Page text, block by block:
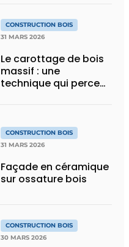
CONSTRUCTION BOIS
31 MARS 2026
Le carottage de bois
massif : une
technique qui perce…
CONSTRUCTION BOIS
31 MARS 2026
Façade en céramique
sur ossature bois
CONSTRUCTION BOIS
30 MARS 2026